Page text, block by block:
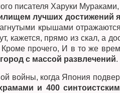
писателя Харуки Мураками,
лучших достижений
крышами
кажется, прямо из скал, а
Кроме прочего, И в то же
с массой развлечений.
войны, когда Япония
и 400